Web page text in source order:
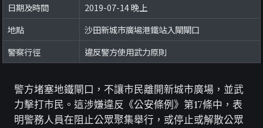
日期及時間
2019-07-14 晚上
地點
沙田新城市廣場港鐵站入閘閘口
警察行徑
違反警方使用武力原則
警方堵塞地鐵閘口，不讓市民離開新城市廣場，並武
力擊打市民。這涉嫌違反《公安條例》第17條中，表
明警務人員在阻止公眾聚集舉行，或停止或解散公眾